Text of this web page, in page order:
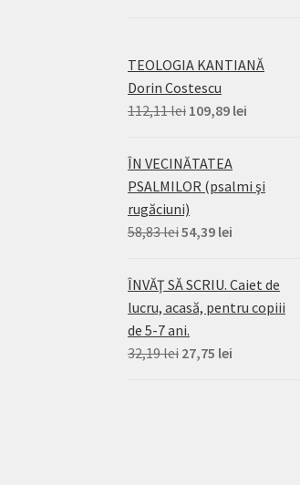
TEOLOGIA KANTIANĂ
Dorin Costescu
112,11lei Prețul
a
fost:
109,89 lei
109,89 lei.
ÎN VECINĂTATEA
PSALMILOR (psalmi şi
rugăciuni)
58,83leiPrețul
a
fost:
58,83 lei.
54,39 lei
este:
54,39 lei.
ÎNVĂŢ SĂ SCRIU. Caiet de
lucru, acasă, pentru copiii
de 5-7 ani.
32,19lei Prețul
27,75 lei